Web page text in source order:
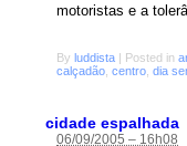
motoristas e a
By luddista | Posted in
calçadão centro dia
cidade espalhada
06/09/2005 – 16h08